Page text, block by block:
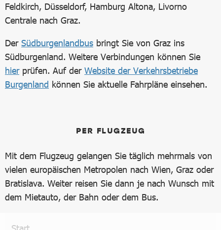
Feldkirch, Düsseldorf, Hamburg Altona, Livorno
Centrale nach Graz.
Der Südburgenlandbus bringt Sie von Graz ins
Südburgenland. Weitere Verbindungen können Sie
hierprüfen. Auf der Website der Verkehrsbetriebe
Burgenland können Sie aktuelle Fahrpläne einsehen.
PER FLUGZEUG
Mit dem Flugzeug gelangen Sie täglich mehrmals von
vielen europäischen Metropolen nach Wien, Graz oder
Bratislava. Weiter reisen Sie dann je nach Wunsch mit
dem Mietauto, der Bahn oder dem Bus.